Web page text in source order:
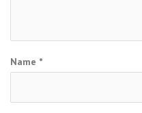
Name *